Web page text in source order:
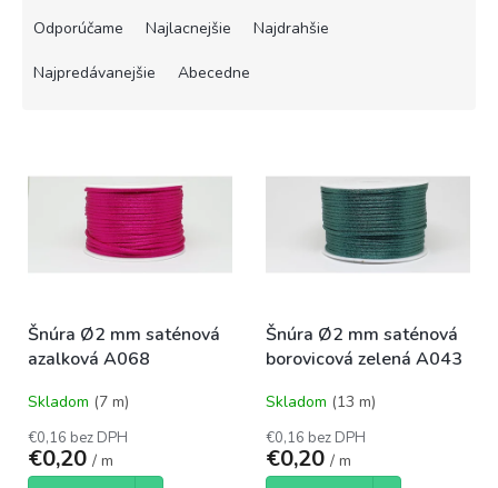
p
r
o
v
Odporúčame Najlacnejšie Najdrahšie
Najpredávanejšie Abecedne
p
d
u
t
o
v
Šnúra Ø2 mm saténová
azalková A068
Skladom (7 m)
€0,16 bez DPH
€0,20 / m
Šnúra Ø2 mm saténová
borovicová zelená A043
Skladom (13 m)
€0,16 bez DPH
€0,20 / m